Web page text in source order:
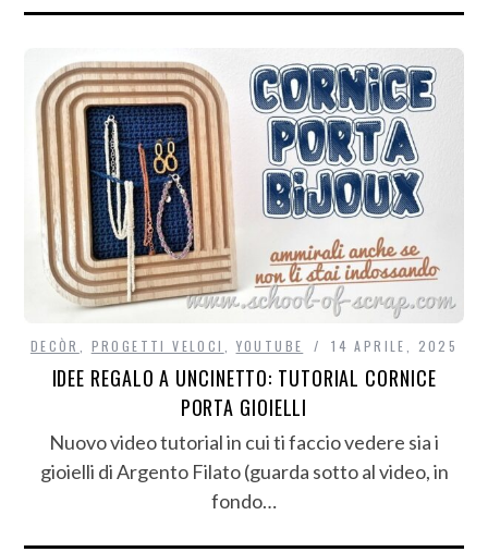
DECÒR PROGETTI VELOCI YOUTUBE 14 APRILE, 2025
IDEE REGALO A UNCINETTO: TUTORIAL CORNICE
PORTA GIOIELLI
Nuovo video tutorial in cui ti faccio vedere sia i
gioielli di Argento Filato (guarda sotto al video, in
fondo…